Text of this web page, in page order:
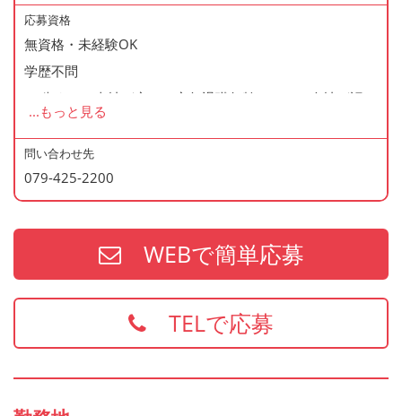
◆交通費支給
◆資格支援制度あり
◆マイカー通勤・バイク通勤OK
◆無料駐車場あり
◆まかない制度あり（1日1食・無料）
◆社内の表彰制度あり
◆再雇用制度あり
◆制服貸与
応募資格
無資格・未経験OK
学歴不問
60歳まで（当社が定める定年退職年齢のため・会社が認め
た場合はこの限りではありません）
＜歓迎資格＞
・2年以上の勤務経験がある方
・調理師免許
※上記の資格、経験をお持ちの方は給与面などを優遇いた
... もっと見る
問い合わせ先
079-425-2200
WEBで簡単応募
TELで応募